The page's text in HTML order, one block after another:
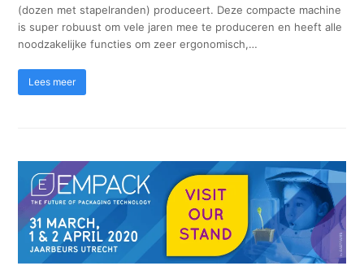
(dozen met stapelranden) produceert. Deze compacte machine
is super robuust om vele jaren mee te produceren en heeft alle
noodzakelijke functies om zeer ergonomisch,…
Lees meer